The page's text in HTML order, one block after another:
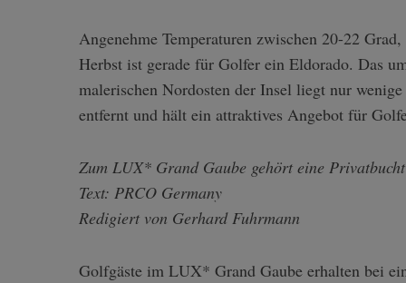
Angenehme Temperaturen zwischen 20-22 Grad, viel Sonne und wenig Niederschlag – Mauritius im
Herbst ist gerade für Golfer ein Eldorado. Das
malerischen Nordosten der Insel liegt nur
entfernt und hält ein attraktives Angebot für
Zum LUX* Grand Gaube gehört eine
Text: PRCO Germany
Redigiert von Gerhard Fuhrmann
Golfgäste im LUX* Grand Gaube erhalten bei